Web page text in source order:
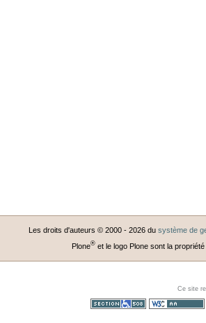
Les droits d'auteurs © 2000 - 2026 du système de
Plone®et le logo Plone sont la
Ce site